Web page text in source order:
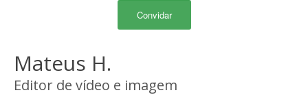
Convidar
Mateus H.
Editor de vídeo e imagem